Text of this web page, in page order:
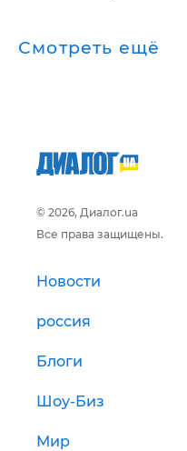
Смотреть ещё
© 2026, Диалог.ua
Все права защищены.
Новости
россия
Блоги
Шоу-Биз
Мир